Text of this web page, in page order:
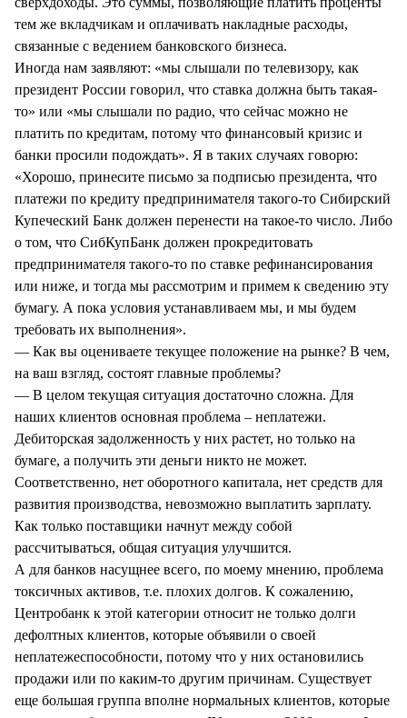
тем же вкладчикам и оплачивать накладные расходы,
связанные с ведением банковского бизнеса.
Иногда нам заявляют: «мы слышали по телевизору, как
президент России говорил, что ставка должна быть такая-
то» или «мы слышали по радио, что сейчас можно не
платить по кредитам, потому что финансовый кризис и
банки просили подождать». Я в таких случаях говорю:
«Хорошо, принесите письмо за подписью президента, что
платежи по кредиту предпринимателя такого-то Сибирский
Купеческий Банк должен перенести на такое-то число. Либо
о том, что СибКупБанк должен прокредитовать
предпринимателя такого-то по ставке рефинансирования
или ниже, и тогда мы рассмотрим и примем к сведению эту
бумагу. А пока условия устанавливаем мы, и мы будем
требовать их выполнения».
— Как вы оцениваете текущее положение на рынке? В чем,
на ваш взгляд, состоят главные проблемы?
— В целом текущая ситуация достаточно сложна. Для
наших клиентов основная проблема – неплатежи.
Дебиторская задолженность у них растет, но только на
бумаге, а получить эти деньги никто не может.
Соответственно, нет оборотного капитала, нет средств для
развития производства, невозможно выплатить зарплату.
Как только поставщики начнут между собой
рассчитываться, общая ситуация улучшится.
А для банков насущнее всего, по моему мнению, проблема
токсичных активов, т.е. плохих долгов. К сожалению,
Центробанк к этой категории относит не только долги
дефолтных клиентов, которые объявили о своей
неплатежеспособности, потому что у них остановились
продажи или по каким-то другим причинам. Существует
еще большая группа вполне нормальных клиентов, которые